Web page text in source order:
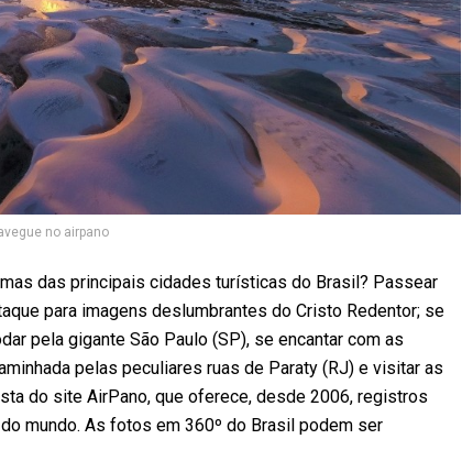
no airpano
das principais cidades turísticas do Brasil? Passear
para imagens deslumbrantes do Cristo Redentor; se
pela gigante São Paulo (SP), se encantar com as
pelas peculiares ruas de Paraty (RJ) e visitar as
do site AirPano, que oferece, desde 2006, registros
mundo. As fotos em 360º do Brasil podem ser